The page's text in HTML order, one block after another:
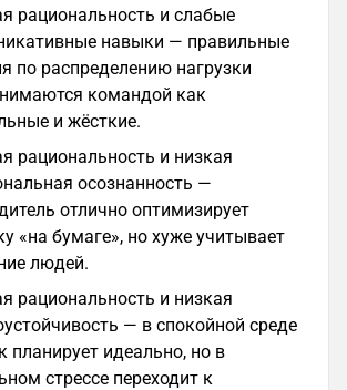
рациональность и слабые
навыки — правильные
по распределению нагрузки
командой как
и жёсткие.
рациональность и низкая
осознанность —
отлично оптимизирует
«на бумаге», но хуже учитывает
людей.
рациональность и низкая
— в спокойной среде
планирует идеально, но в
стрессе переходит к